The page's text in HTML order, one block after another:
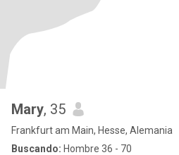
Mary, 35
Frankfurt am Main, Hesse, Alemania
Buscando: Hombre 36 - 70